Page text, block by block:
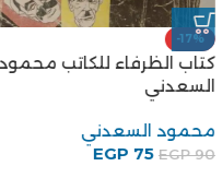
-17%
كتاب الظرفاء للكاتب محمود
السعدني
محمود السعدني
EGP90
EGP 75